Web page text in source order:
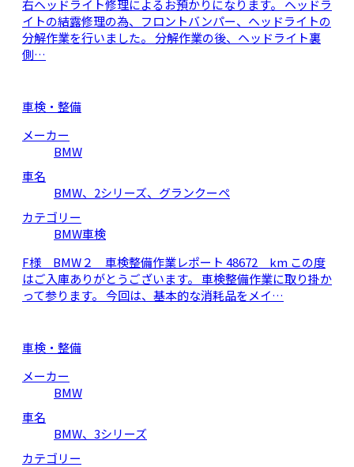
右ヘッドライト修理によるお預かりになります。 ヘッドラ
イトの結露修理の為、フロントバンパー、ヘッドライトの
分解作業を行いました。 分解作業の後、ヘッドライト裏
側…
車検・整備
メーカー
BMW
車名
BMW、2シリーズ、グランクーペ
カテゴリー
BMW車検
F様 BMW２ 車検整備作業レポート 48672 km この度
はご入庫ありがとうございます。 車検整備作業に取り掛か
って参ります。 今回は、基本的な消耗品をメイ…
車検・整備
メーカー
BMW
車名
BMW、3シリーズ
カテゴリー